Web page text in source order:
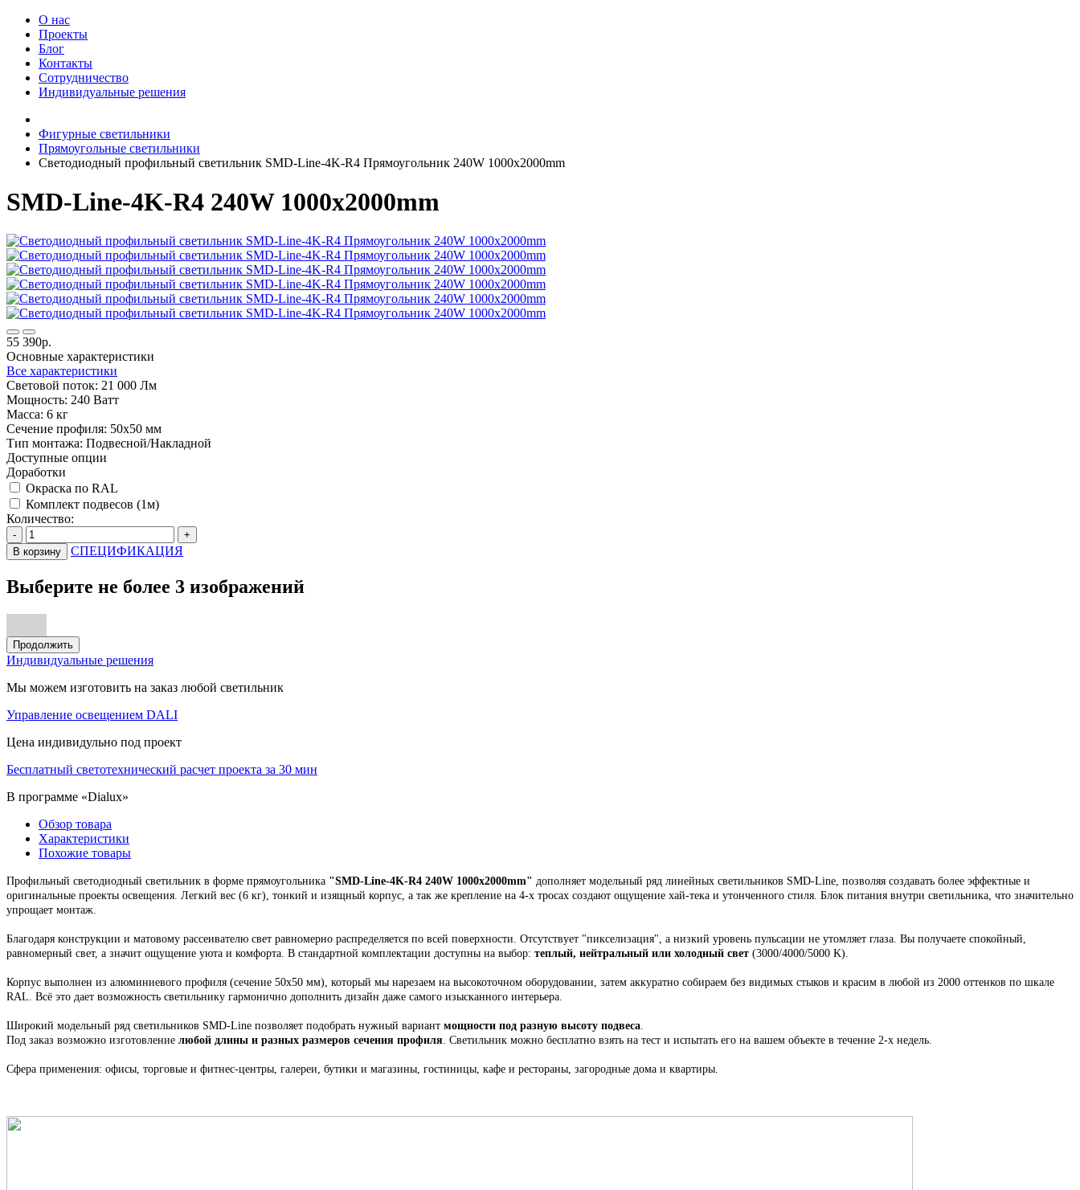
О нас
Проекты
Блог
Контакты
Сотрудничество
Индивидуальные решения
Фигурные светильники
Прямоугольные светильники
Светодиодный профильный светильник SMD-Line-4K-R4 Прямоугольник 240W 1000х2000mm
SMD-Line-4K-R4 240W 1000х2000mm
55 390р.
Основные характеристики
Все характеристики
Световой поток: 21 000 Лм
Мощность: 240 Ватт
Масса: 6 кг
Сечение профиля: 50х50 мм
Тип монтажа: Подвесной/Накладной
Доступные опции
Доработки
Окраска по RAL
Комплект подвесов (1м)
Количество:
-
+
В корзину
СПЕЦИФИКАЦИЯ
Выберите не более 3 изображений
Продолжить
Индивидуальные решения
Мы можем изготовить на заказ любой светильник
Управление освещением DALI
Цена индивидульно под проект
Бесплатный светотехнический расчет проекта за 30 мин
В программе «Dialux»
Обзор товара
Характеристики
Похожие товары
Профильный светодиодный светильник в форме прямоугольника "SMD-Line-4K-R4 240W 1000х2000mm" дополняет модельный ряд линейных светильников SMD-Line, позволяя создавать более эффектные и
оригинальные проекты освещения. Легкий вес (6 кг), тонкий и изящный корпус, а так же крепление на 4-х тросах создают ощущение хай-тека и утонченного стиля. Блок питания внутри светильника, что значительно
упрощает монтаж.
Благодаря конструкции и матовому рассеивателю свет равномерно распределяется по всей поверхности. Отсутствует "пикселизация", а низкий уровень пульсации не утомляет глаза. Вы получаете спокойный,
равномерный свет, а значит ощущение уюта и комфорта. В стандартной комплектации доступны на выбор: теплый, нейтральный или холодный свет (3000/4000/5000 K).
Корпус выполнен из алюминиевого профиля (сечение 50х50 мм), который мы нарезаем на высокоточном оборудовании, затем аккуратно собираем без видимых стыков и красим в любой из 2000 оттенков по шкале
RAL. Всё это дает возможность светильнику гармонично дополнить дизайн даже самого изысканного интерьера.
Широкий модельный ряд светильников SMD-Line позволяет подобрать нужный вариант мощности под разную высоту подвеса.
Под заказ возможно изготовление любой длины и разных размеров сечения профиля. Светильник можно бесплатно взять на тест и испытать его на вашем объекте в течение 2-х недель.
Сфера применения: офисы, торговые и фитнес-центры, галереи, бутики и магазины, гостиницы, кафе и рестораны, загородные дома и квартиры.